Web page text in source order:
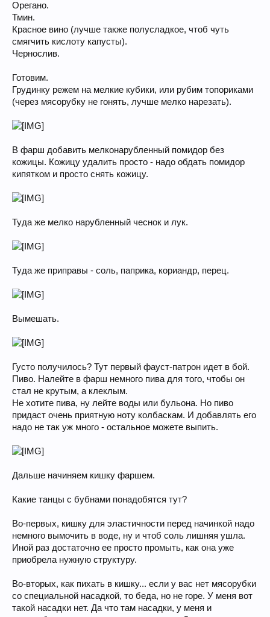
Орегано.
Тмин.
Красное вино (лучше также полусладкое, чтоб чуть
смягчить кислоту капусты).
Чернослив.
Готовим.
Грудинку режем на мелкие кубики, или рубим топориками
(через мясорубку не гонять, лучше мелко нарезать).
В фарш добавить мелконарубленный помидор без
кожицы. Кожицу удалить просто - надо обдать помидор
кипятком и просто снять кожицу.
Туда же мелко нарубленный чеснок и лук.
Туда же приправы - соль, паприка, кориандр, перец.
Вымешать.
Густо получилось? Тут первый фауст-патрон идет в бой.
Пиво. Налейте в фарш немного пива для того, чтобы он
стал не крутым, а клеклым.
Не хотите пива, ну лейте воды или бульона. Но пиво
придаст очень приятную ноту колбаскам. И добавлять его
надо не так уж много - остальное можете выпить.
Дальше начиняем кишку фаршем.
Какие танцы с бубнами понадобятся тут?
Во-первых, кишку для эластичности перед начинкой надо
немного вымочить в воде, ну и чтоб соль лишняя ушла.
Иной раз достаточно ее просто промыть, как она уже
приобрела нужную структуру.
Во-вторых, как пихать в кишку... если у вас нет мясорубки
со специальной насадкой, то беда, но не горе. У меня вот
такой насадки нет. Да что там насадки, у меня и